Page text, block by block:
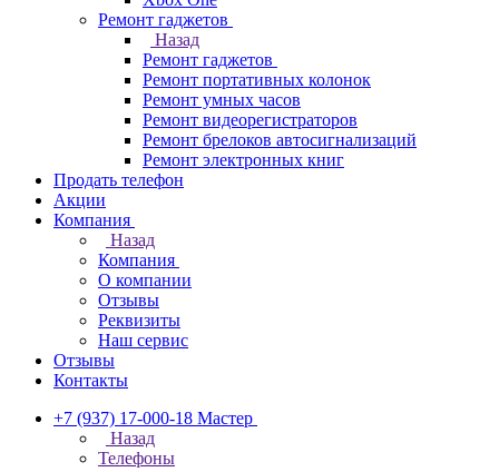
Ремонт гаджетов
Назад
Ремонт гаджетов
Ремонт портативных колонок
Ремонт умных часов
Ремонт видеорегистраторов
Ремонт брелоков автосигнализаций
Ремонт электронных книг
Продать телефон
Акции
Компания
Назад
Компания
О компании
Отзывы
Реквизиты
Наш сервис
Отзывы
Контакты
+7 (937) 17-000-18 Мастер
Назад
Телефоны